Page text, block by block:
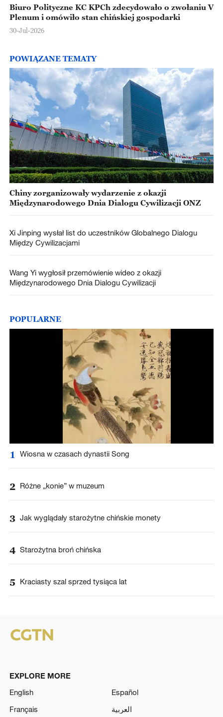
Biuro Polityczne KC KPCh zdecydowało o zwołaniu V
Plenum i omówiło stan chińskiej gospodarki
30-Jul-2026
POWIĄZANE TEMATY
Chiny zorganizowały wydarzenie z okazji
Międzynarodowego Dnia Dialogu Cywilizacji ONZ
Xi Jinping wysłał list do uczestników Globalnego Dialogu
Między Cywilizacjami
Wang Yi wygłosił przemówienie wideo z okazji
Międzynarodowego Dnia Dialogu Cywilizacji
POPULARNE
1 Wiosna w czasach dynastii Song
2 Różne „konie” w muzeum
3 Jak wyglądały starożytne chińskie monety
4 Starożytna broń chińska
5 Kraciasty szal sprzed tysiąca lat
EXPLORE MORE
English
Español
Français
العربية